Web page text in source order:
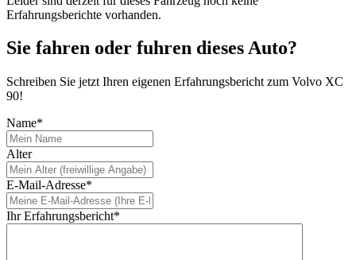
Erfahrungsberichte vorhanden.
Sie fahren oder fuhren dieses Auto?
Schreiben Sie jetzt Ihren eigenen Erfahrungsbericht zum Volvo XC
90!
Name*
Alter
E-Mail-Adresse*
Ihr Erfahrungsbericht*